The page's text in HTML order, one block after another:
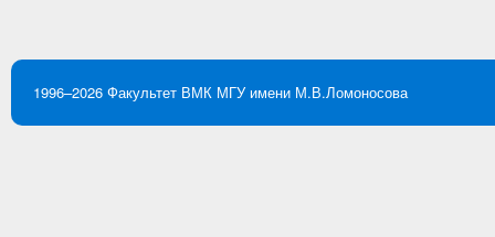
1996–2026 Факультет ВМК МГУ имени М.В.Ломоносова